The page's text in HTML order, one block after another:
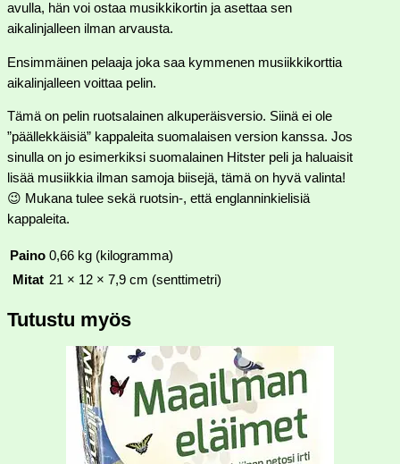
avulla, hän voi ostaa musikkikortin ja asettaa sen
aikalinjalleen ilman arvausta.
Ensimmäinen pelaaja joka saa kymmenen musiikkikorttia
aikalinjalleen voittaa pelin.
Tämä on pelin ruotsalainen alkuperäisversio. Siinä ei ole
”päällekkäisiä” kappaleita suomalaisen version kanssa. Jos
sinulla on jo esimerkiksi suomalainen Hitster peli ja haluaisit
lisää musiikkia ilman samoja biisejä, tämä on hyvä valinta!
😉 Mukana tulee sekä ruotsin-, että englanninkielisiä
kappaleita.
Paino 0,66 kg (kilogramma)
Mitat 21 × 12 × 7,9 cm (senttimetri)
Tutustu myös